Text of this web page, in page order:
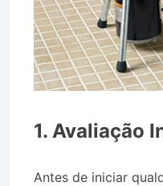
1. Avaliação
Antes de iniciar